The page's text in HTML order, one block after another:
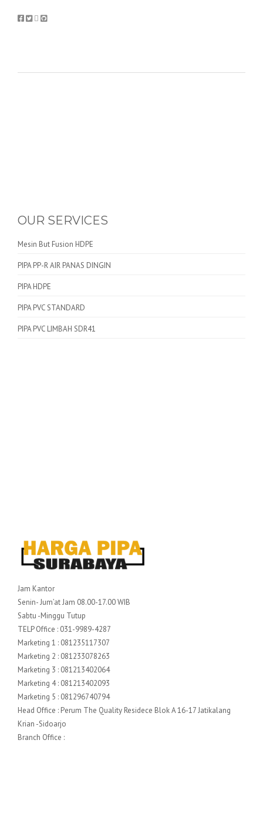
OUR SERVICES
Mesin But Fusion HDPE
PIPA PP-R AIR PANAS DINGIN
PIPA HDPE
PIPA PVC STANDARD
PIPA PVC LIMBAH SDR41
Jam Kantor
Senin- Jum’at Jam 08.00-17.00 WIB
Sabtu -Minggu Tutup
TELP Office : 031-9989-4287
Marketing 1 : 081235117307
Marketing 2 : 081233078263
Marketing 3 : 081213402064
Marketing 4 : 081213402093
Marketing 5 : 081296740794
Head Office : Perum The Quality Residece Blok A 16-17 Jatikalang
Krian -Sidoarjo
Branch Office :